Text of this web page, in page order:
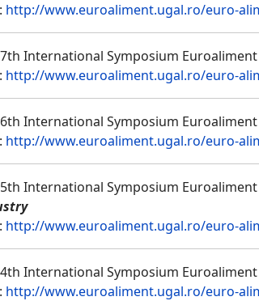
http://www.euroaliment.ugal.ro/euro-
International Symposium
http://www.euroaliment.ugal.ro/euro-
International Symposium
http://www.euroaliment.ugal.ro/euro-
International Symposium Euroaliment
http://www.euroaliment.ugal.ro/euro-
International Symposium Euroaliment
http://www.euroaliment.ugal.ro/euro-